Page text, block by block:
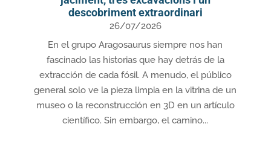
descobriment extraordinari
26/07/2026
En el grupo Aragosaurus siempre nos han
fascinado las historias que hay detrás de la
extracción de cada fósil. A menudo, el público
general solo ve la pieza limpia en la vitrina de un
museo o la reconstrucción en 3D en un artículo
científico. Sin embargo, el camino...